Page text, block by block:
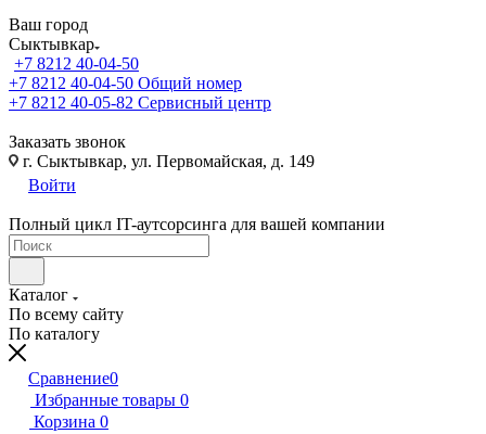
Ваш город
Сыктывкар
+7 8212 40-04-50
+7 8212 40-04-50 Общий номер
+7 8212 40-05-82 Сервисный центр
Заказать звонок
г. Сыктывкар, ул. Первомайская, д. 149
Войти
Полный цикл IT-аутсорсинга для вашей компании
Каталог
По всему сайту
По каталогу
Сравнение0
Избранные товары 0
Корзина 0